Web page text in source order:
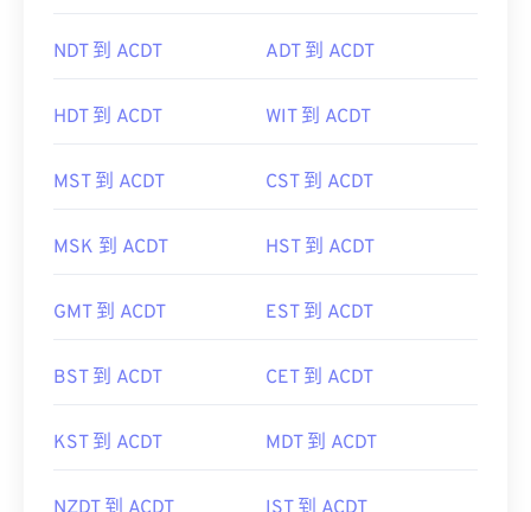
NDT 到 ACDT ADT 到 ACDT
HDT 到 ACDT WIT 到 ACDT
MST 到 ACDT CST 到 ACDT
MSK 到 ACDT HST 到 ACDT
GMT 到 ACDT EST 到 ACDT
BST 到 ACDT CET 到 ACDT
KST 到 ACDT MDT 到 ACDT